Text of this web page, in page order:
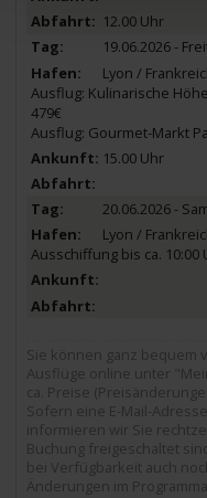
12.00 Uhr
19.06.2026 -
Lyon /
Ausflug: Kulinarische
479€
Ausflug: Gourmet-Markt
15.00 Uhr
20.06.2026 -
Lyon /
Ausschiffung bis ca. 10:00
Sie können ganz bequem
Ausflüge online unter
ca. Preise
Sofern eine E-Mail-
informieren wir Sie
Buchung freigeschaltet
bei Verfügbarkeit auch
Änderungen im